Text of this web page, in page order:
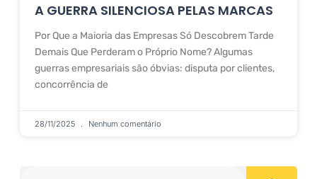
A GUERRA SILENCIOSA PELAS MARCAS
Por Que a Maioria das Empresas Só Descobrem Tarde
Demais Que Perderam o Próprio Nome? Algumas
guerras empresariais são óbvias: disputa por clientes,
concorrência de
28/11/2025 Nenhum comentário